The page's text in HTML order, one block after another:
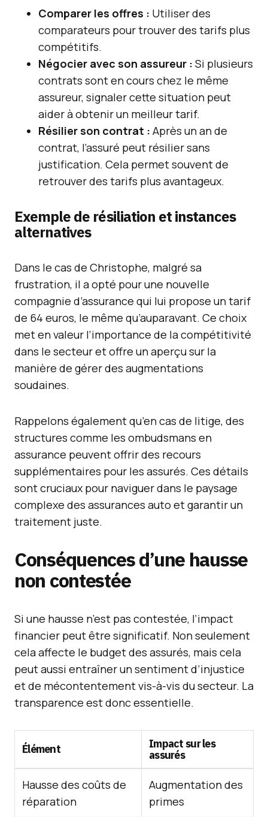
Comparer les offres : Utiliser des
comparateurs pour trouver des tarifs plus
compétitifs.
Négocier avec son assureur : Si plusieurs
contrats sont en cours chez le même
assureur, signaler cette situation peut
aider à obtenir un meilleur tarif.
Résilier son contrat : Après un an de
contrat, l’assuré peut résilier sans
justification. Cela permet souvent de
retrouver des tarifs plus avantageux.
Exemple de résiliation et instances
alternatives
Dans le cas de Christophe, malgré sa
frustration, il a opté pour une nouvelle
compagnie d’assurance qui lui propose un tarif
de 64 euros, le même qu’auparavant. Ce choix
met en valeur l’importance de la compétitivité
dans le secteur et offre un aperçu sur la
manière de gérer des augmentations
soudaines.
Rappelons également qu’en cas de litige, des
structures comme les ombudsmans en
assurance peuvent offrir des recours
supplémentaires pour les assurés. Ces détails
sont cruciaux pour naviguer dans le paysage
complexe des assurances auto et garantir un
traitement juste.
Conséquences d’une hausse
non contestée
Si une hausse n’est pas contestée, l’impact
financier peut être significatif. Non seulement
cela affecte le budget des assurés, mais cela
peut aussi entraîner un sentiment d’injustice
et de mécontentement vis-à-vis du secteur. La
transparence est donc essentielle.
Élément
Impact sur les
assurés
Hausse des coûts de
réparation
Augmentation des
primes